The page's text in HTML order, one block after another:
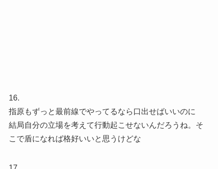
16.
指原もずっと最前線でやってるなら口出せばいいのに
結局自分の立場を考えて行動起こせないんだろうね。そ
こで盾になれば格好いいと思うけどな